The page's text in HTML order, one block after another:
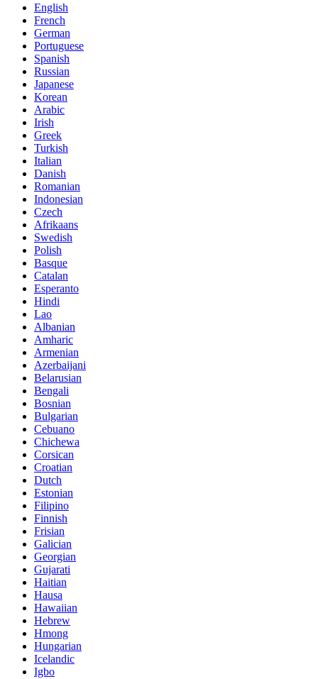
English
French
German
Portuguese
Spanish
Russian
Japanese
Korean
Arabic
Irish
Greek
Turkish
Italian
Danish
Romanian
Indonesian
Czech
Afrikaans
Swedish
Polish
Basque
Catalan
Esperanto
Hindi
Lao
Albanian
Amharic
Armenian
Azerbaijani
Belarusian
Bengali
Bosnian
Bulgarian
Cebuano
Chichewa
Corsican
Croatian
Dutch
Estonian
Filipino
Finnish
Frisian
Galician
Georgian
Gujarati
Haitian
Hausa
Hawaiian
Hebrew
Hmong
Hungarian
Icelandic
Igbo